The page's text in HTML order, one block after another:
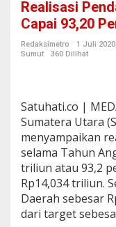
a
l
s
e
n
d
a
p
a
t
a
D
Realisasi
Capai 93,20
Redaksimetro
1 Juli 2020
Sumut
360 Dilihat
Satuhati.co |
Sumatera Utara
menyampaikan
selama Tahun
triliun atau 93,2
Rp14,034 triliun.
Daerah sebesar
dari target